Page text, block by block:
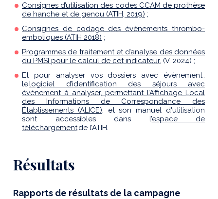
Consignes d’utilisation des codes CCAM de prothèse
de hanche et de genou (ATIH, 2019) ;
Consignes de codage des évènements thrombo-
emboliques (ATIH 2018) ;
Programmes de traitement et d’analyse des données
du PMSI pour le calcul de cet indicateur. (V. 2024) ;
Et pour analyser vos dossiers avec évènement :
lelogiciel d’identification des séjours avec
évènement à analyser, permettant l’Affichage Local
des Informations de Correspondance des
Établissements (ALICE), et son manuel d'utilisation
sont accessibles dans l’espace de
téléchargementde l’ATIH.
Résultats
Rapports de résultats de la campagne